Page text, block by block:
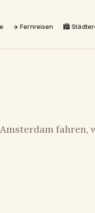
✈️ Fernreisen 🏙️
fahren,